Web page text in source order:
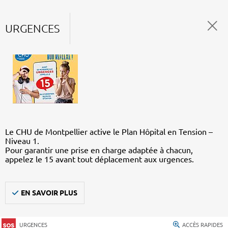
URGENCES
Le CHU de Montpellier active le Plan Hôpital en Tension –
Niveau 1.
Pour garantir une prise en charge adaptée à chacun,
appelez le 15 avant tout déplacement aux urgences.
EN SAVOIR PLUS
URGENCES ACCÈS RAPIDES